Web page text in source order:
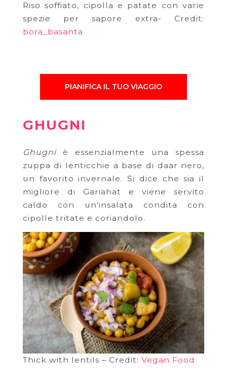
Riso soffiato, cipolla e patate con varie
spezie per sapore extra- Credit:
bora_basanta
PIANIFICA IL TUO VIAGGIO
GHUGNI
Ghugniè essenzialmente una spessa
zuppa di lenticchie a base di daar nero,
un favorito invernale. Si dice che sia il
migliore di Gariahat e viene servito
caldo con un’insalata condita con
cipolle tritate e coriandolo.
Thick with lentils – Credit: Vegan Food